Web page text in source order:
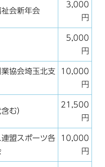
会新年会
3,000
円
5,000
円
協会埼玉北支
10,000
円
む）
21,500
円
盟スポーツ各
10,000
円